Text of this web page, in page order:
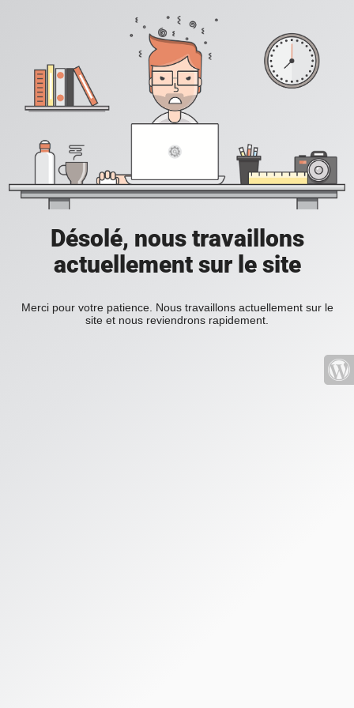
Désolé, nous travaillons
actuellement sur le site
Merci pour votre patience. Nous travaillons actuellement sur le
site et nous reviendrons rapidement.